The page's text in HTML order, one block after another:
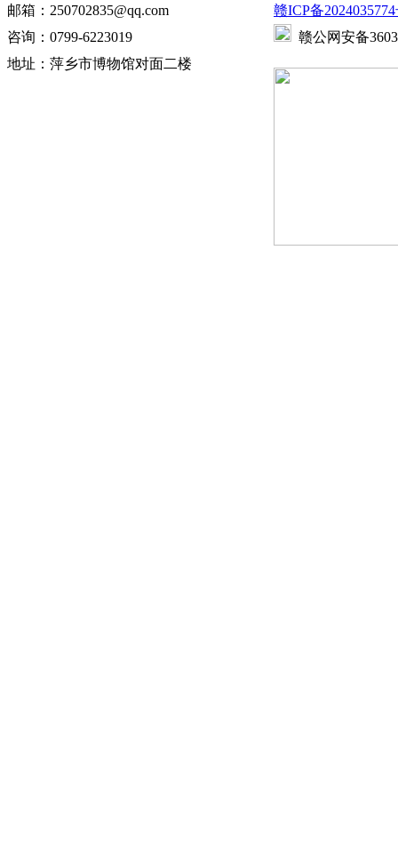
邮箱：250702835@qq.com
咨询：0799-6223019
地址：萍乡市博物馆对面二楼
赣ICP备
赣公网安备